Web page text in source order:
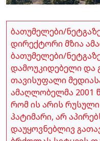
ბათუმელები/
დირექტორი მზია
ბათუმელები/
დამოუკიდებელი და
თავისუფალი
ამაღლობელმა 2001
რომ ის არის რუსული
პატიმარი, არ
დაუყოვნებლივ